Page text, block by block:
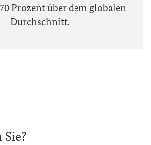
Prozent über dem globalen
Durchschnitt.
Sie?